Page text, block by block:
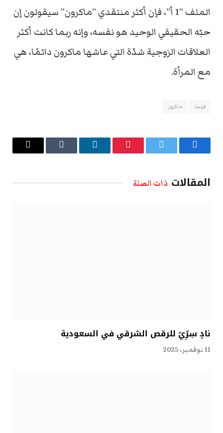
الملف “1 أ”، فإن أكثر منتقدي “ماكرون” سيقولون إن
حبّه الحقيقي الوحيد هو نفسه، وإنه ربما كانت أكثر
العلاقات الزوجية شدّة التي عاشها ماكرون دائمًا، هي
مع المرأة.
فرنسا ماكرون
فيسبوك تويتر بينتيريستلينكدإن Tumblr
البريد
المقالات ذات الصلة
نادٍ سِرِّيّ للرقص الشرقي في السعودية
11 نوفمبر، 2025